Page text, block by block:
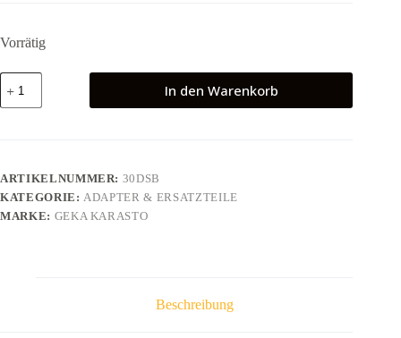
Vorrätig
GEKA
plus-
Flachdichtring
Menge
In den Warenkorb
ARTIKELNUMMER: 30DSB
KATEGORIE:ADAPTER & ERSATZTEILE
MARKE: GEKA KARASTO
Beschreibung